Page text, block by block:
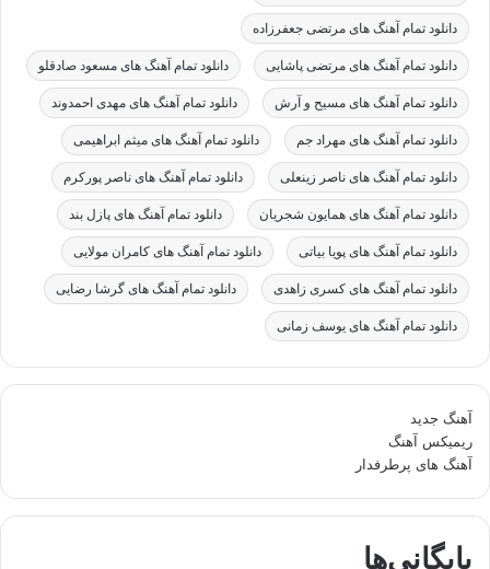
دانلود تمام آهنگ های مرتضی جعفرزاده
دانلود تمام آهنگ های مرتضی پاشایی دانلود تمام آهنگ های مسعود صادقلو
دانلود تمام آهنگ های مسیح و آرش دانلود تمام آهنگ های مهدی احمدوند
دانلود تمام آهنگ های مهراد جم دانلود تمام آهنگ های میثم ابراهیمی
دانلود تمام آهنگ های ناصر زینعلی دانلود تمام آهنگ های ناصر پورکرم
دانلود تمام آهنگ های همایون شجریان دانلود تمام آهنگ های پازل بند
دانلود تمام آهنگ های پویا بیاتی دانلود تمام آهنگ های کامران مولایی
دانلود تمام آهنگ های کسری زاهدی دانلود تمام آهنگ های گرشا رضایی
دانلود تمام آهنگ های یوسف زمانی
آهنگ جدید
ریمیکس آهنگ
آهنگ های پرطرفدار
بایگانی‌ها